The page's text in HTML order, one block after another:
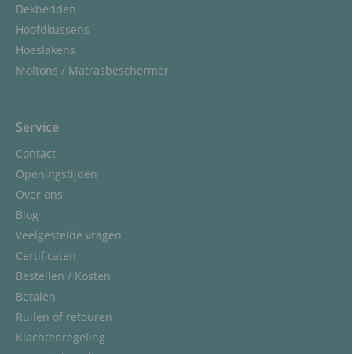
Dekbedden
Hoofdkussens
Hoeslakens
Moltons / Matrasbeschermer
Service
Contact
Openingstijden
Over ons
Blog
Veelgestelde vragen
Certificaten
Bestellen / Kosten
Betalen
Ruilen of retouren
Klachtenregeling